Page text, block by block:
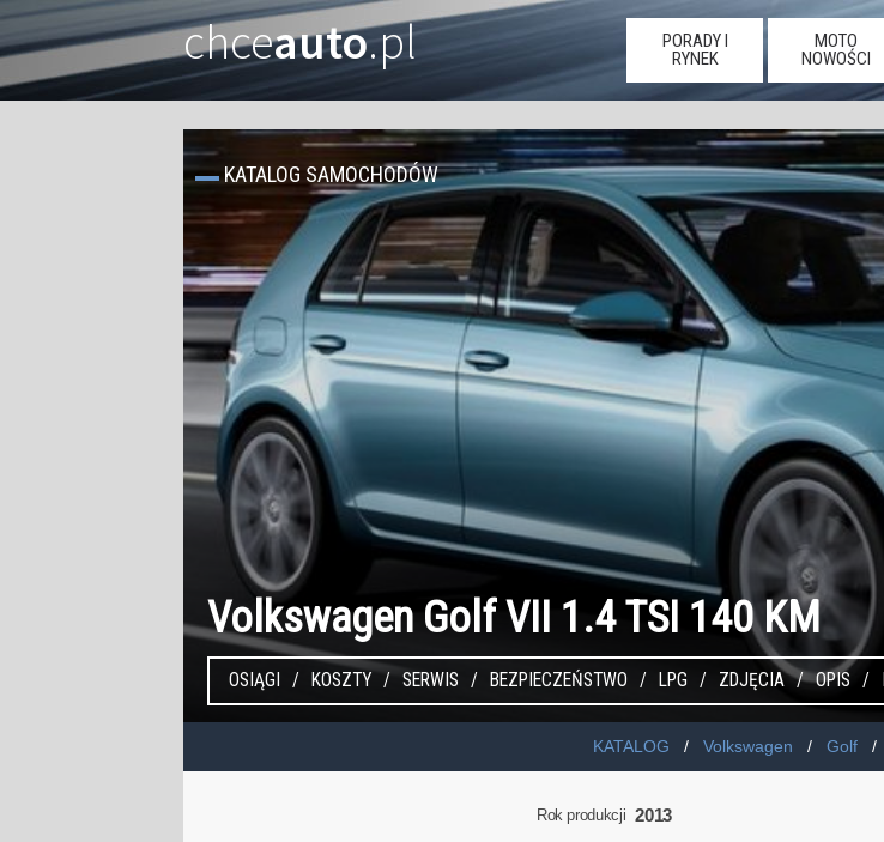
chceauto.pl
PORADY I
RYNEK
MOTO
NOWOŚCI
Volkswagen Golf VII 1.4 TSI 140 KM
KATALOG SAMOCHODÓW
OSIĄGI KOSZTY SERWIS BEZPIECZEŃSTWO LPG ZDJĘCIA OPIS
KATALOG Volkswagen Golf
Rok produkcji 2013